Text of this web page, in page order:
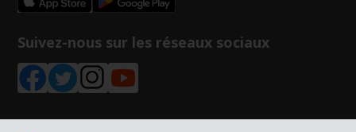
Suivez-nous sur les réseaux sociaux